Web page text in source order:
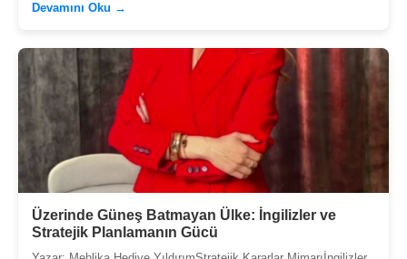
Devamını Oku →
Üzerinde Güneş Batmayan Ülke: İngilizler ve
Stratejik Planlamanın Gücü